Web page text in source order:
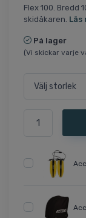
Flex 100. Bredd
skidåkaren. Läs
På lager
(Vi skickar varje